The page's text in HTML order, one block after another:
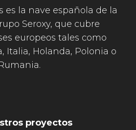
es la nave española de la
Seroxy, que cubre
europeos tales como
Italia, Holanda, Polonia o
proyectos